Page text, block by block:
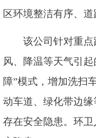
区环境整洁有序、
该公司针对重
风、降温等天气引
障”模式，增加洗扫
动车道、绿化带边
存在安全隐患。环